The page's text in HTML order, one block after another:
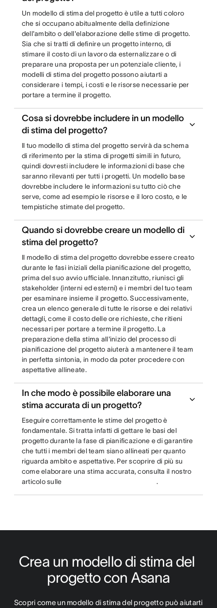
Un modello di stima del progetto è utile a tutti coloro
che si occupano abitualmente della definizione
dell'ambito o dell'elaborazione delle stime di progetto.
Sia che si tratti di definire un progetto interno, di
stimare il costo di un lavoro da esternalizzare o di
preparare una proposta per un potenziale cliente, i
modelli di stima del progetto possono aiutarti a
considerare i tempi, i costi e le risorse necessarie per
portare a termine il progetto.
Cosa si dovrebbe includere in un modello
di stima del progetto?
Il tuo modello di stima del progetto servirà da schema
di riferimento per la stima di progetti simili in futuro,
quindi dovresti includere le informazioni di base che
saranno rilevanti per tutti i progetti. Un modello base
dovrebbe includere le informazioni su tutto ciò che
serve, come ad esempio le risorse e il loro costo, e le
tempistiche stimate del progetto.
Quando si dovrebbe creare un modello di
stima del progetto?
Il modello di stima del progetto dovrebbe essere creato
durante le fasi iniziali della pianificazione del progetto,
prima del suo avvio ufficiale. Innanzitutto, riunisci gli
stakeholder (interni ed esterni) e i membri del tuo team
per esaminare insieme il progetto. Successivamente,
crea un elenco generale di tutte le risorse e dei relativi
dettagli, come il costo delle ore richieste, che ritieni
necessari per portare a termine il progetto. La
preparazione della stima all'inizio del processo di
pianificazione del progetto aiuterà a mantenere il team
in perfetta sintonia, in modo da poter procedere con
aspettative allineate.
In che modo è possibile elaborare una
stima accurata di un progetto?
Eseguire correttamente le stime del progetto è
fondamentale. Si tratta infatti di gettare le basi del
progetto durante la fase di pianificazione e di garantire
che tutti i membri del team siano allineati per quanto
riguarda ambito e aspettative. Per scoprire di più su
come elaborare una stima accurata, consulta il nostro
articolo sulle
.
Crea un modello di stima del
progetto con Asana
Scopri come un modello di stima del progetto può aiutarti